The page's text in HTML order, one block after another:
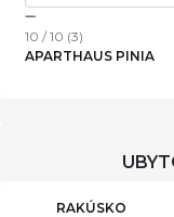
/ 10 (1)
LOSONCI
RAKÚSKO